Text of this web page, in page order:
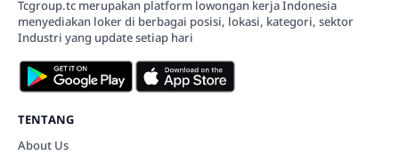
Tcgroup.tc merupakan platform lowongan kerja Indonesia
menyediakan loker di berbagai posisi, lokasi, kategori, sektor
Industri yang update setiap hari
TENTANG
About Us